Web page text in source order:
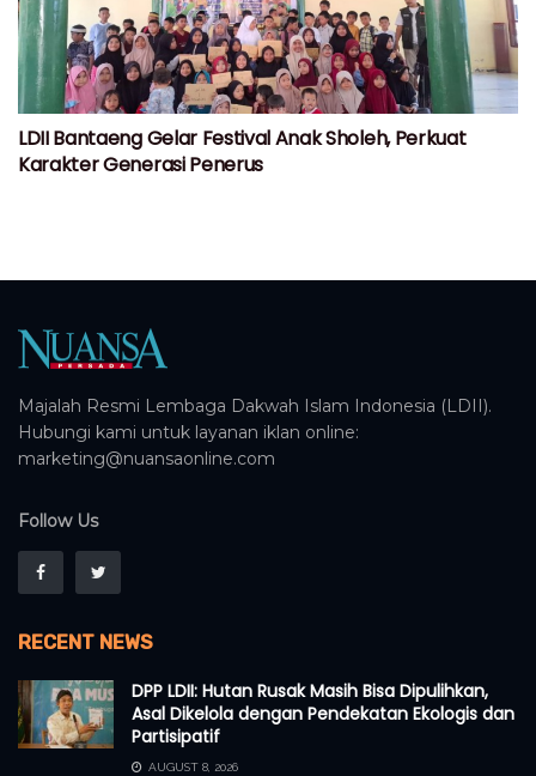
LDII Bantaeng Gelar Festival Anak Sholeh, Perkuat
Karakter Generasi Penerus
Majalah Resmi Lembaga Dakwah Islam Indonesia (LDII).
Hubungi kami untuk layanan iklan online:
marketing@nuansaonline.com
Follow Us
RECENT NEWS
DPP LDII: Hutan Rusak Masih Bisa Dipulihkan,
Asal Dikelola dengan Pendekatan Ekologis dan
Partisipatif
AUGUST 8, 2026